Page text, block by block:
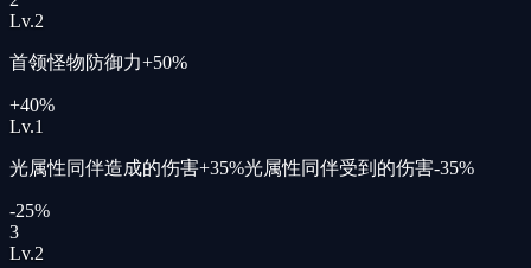
Lv.2
首领怪物防御力+50%
+40%
Lv.1
光属性同伴造成的伤害+35%光属性同伴受到的伤害-35%
-25%
3
Lv.2